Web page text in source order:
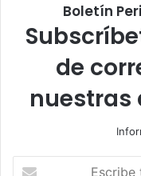
Boletín
de
nuestras